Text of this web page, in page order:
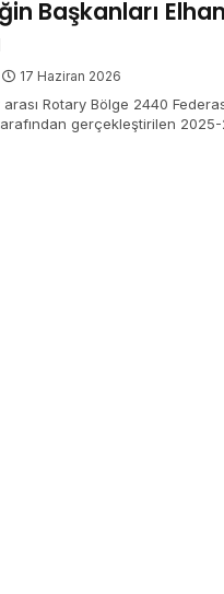
Başkanları
17 Haziran 2026
Rotary Bölge 2440
gerçekleştirilen